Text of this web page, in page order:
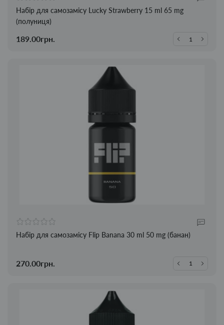
Набір для самозамісу Lucky Strawberry 15 ml 65 mg
(полуниця)
189.00грн.
Набір для самозамісу Flip Banana 30 ml 50 mg (банан)
270.00грн.